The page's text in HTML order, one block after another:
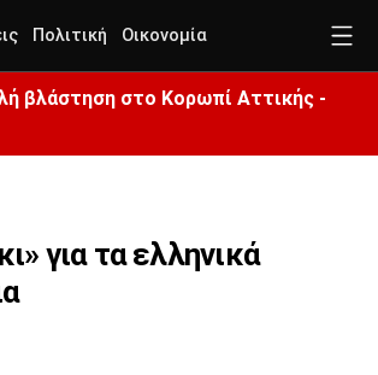
Πολιτική Οικονομία
βλάστηση στο Κορωπί Αττικής -
για τα ελληνικά